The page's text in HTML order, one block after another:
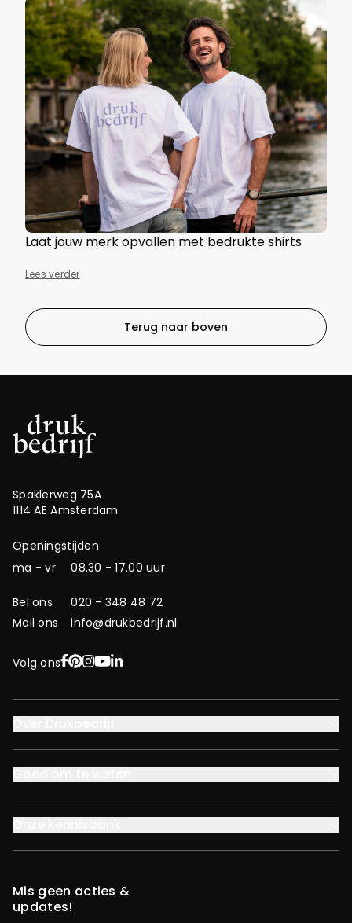
Laat jouw merk opvallen met bedrukte shirts
Lees verder
Terug naar boven
Spaklerweg 75A
1114 AE Amsterdam
Openingstijden
ma - vr
08.30 - 17.00 uur
Bel ons
020 - 348 48 72
Mail ons
info@drukbedrijf.nl
Volg onsFacebook
Pinterest
Instagram
YouTube
LinkedIn
Mis geen acties &
updates!